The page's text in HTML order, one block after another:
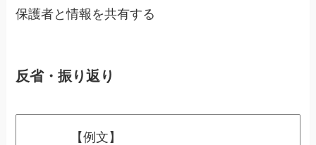
保護者と情報を共有する
反省・振り返り
【例文】